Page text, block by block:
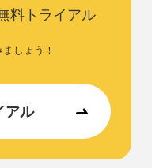
料トライアル
しょう！
アル